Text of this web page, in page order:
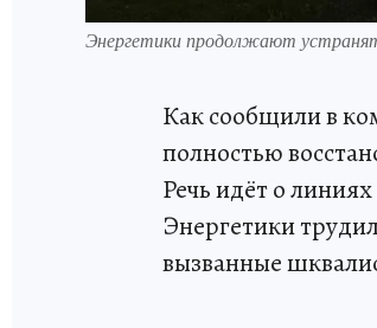
Энергетики продолжают
Как сообщили в
полностью
Речь идёт о
Энергетики
вызванные